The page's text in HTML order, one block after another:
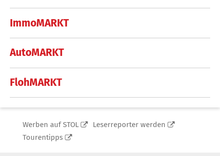
ImmoMARKT
AutoMARKT
FlohMARKT
Werben auf STOL
Leserreporter werden
Tourentipps